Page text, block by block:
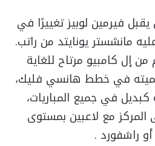
فيرمين لوبيز تغييرًا في
مانشستر يونايتد من راتب.
إل كامبيو مرتاح للغاية
في خطط هانسي فليك،
في جميع المباريات،
مع لاعبين بمستوى
أو راشفورد .